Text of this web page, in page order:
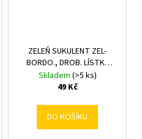
ZELEŇ SUKULENT ZEL-
BORDO., DROB. LÍSTKY
33CM
Skladem (>5 ks)
49 Kč
DO KOŠÍKU